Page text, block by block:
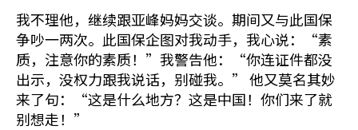
我不理他，继续跟亚峰妈妈交谈。期间又与此国保
争吵一两次。此国保企图对我动手，我心说：“素
质，注意你的素质！”我警告他：“你连证件都没
出示，没权力跟我说话，别碰我。” 他又莫名其妙
来了句：“这是什么地方？这是中国！你们来了就
别想走！”